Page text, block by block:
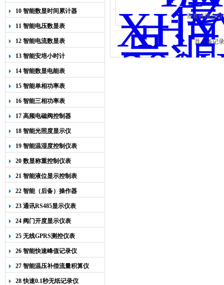
10 智能数显时间累计器
11 智能电压数显表
12 智能电流数显表
13 智能安培小时计
14 智能数显电能表
15 智能单相功率表
16 智能三相功率表
17 高频电磁阀控制器
18 智能光照度显示仪
19 智能温湿度控制仪表
20 数显称重控制仪表
21 智能液位显示控制表
22 智能（后备）操作器
23 通讯RS485显示仪表
24 阀门开度显示仪表
25 无线GPRS测控仪表
26 智能快速峰值记录仪
27 智能温压补偿流量积算仪
28 快速0.1秒无纸记录仪
查看详细介绍
共 5 条记